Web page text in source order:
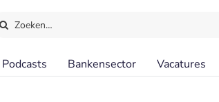
Zoeken…
Podcasts Bankensector Vacatures